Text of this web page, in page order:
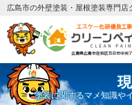
広島市の外壁塗装・屋根塗装専門店
塗装に関するマメ知識や